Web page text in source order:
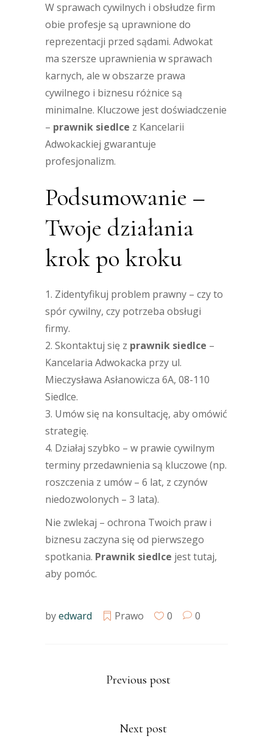
W sprawach cywilnych i obsłudze firm
obie profesje są uprawnione do
reprezentacji przed sądami. Adwokat
ma szersze uprawnienia w sprawach
karnych, ale w obszarze prawa
cywilnego i biznesu różnice są
minimalne. Kluczowe jest doświadczenie
– prawnik siedlce z Kancelarii
Adwokackiej gwarantuje
profesjonalizm.
Podsumowanie –
Twoje działania
krok po kroku
1. Zidentyfikuj problem prawny – czy to
spór cywilny, czy potrzeba obsługi
firmy.
2. Skontaktuj się z prawnik siedlce –
Kancelaria Adwokacka przy ul.
Mieczysława Asłanowicza 6A, 08-110
Siedlce.
3. Umów się na konsultację, aby omówić
strategię.
4. Działaj szybko – w prawie cywilnym
terminy przedawnienia są kluczowe (np.
roszczenia z umów – 6 lat, z czynów
niedozwolonych – 3 lata).
Nie zwlekaj – ochrona Twoich praw i
biznesu zaczyna się od pierwszego
spotkania. Prawnik siedlce jest tutaj,
aby pomóc.
byedward Prawo 0 0
Previous post
Next post